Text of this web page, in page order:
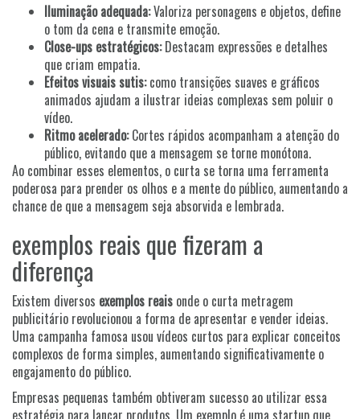
Iluminação adequada:Valoriza personagens e objetos, define
o tom da cena e transmite emoção.
Close-ups estratégicos:Destacam expressões e detalhes
que criam empatia.
Efeitos visuais sutis:como transições suaves e gráficos
animados ajudam a ilustrar ideias complexas sem poluir o
vídeo.
Ritmo acelerado:Cortes rápidos acompanham a atenção do
público, evitando que a mensagem se torne monótona.
Ao combinar esses elementos, o curta se torna uma ferramenta
poderosa para prender os olhos e a mente do público, aumentando a
chance de que a mensagem seja absorvida e lembrada.
exemplos reais que fizeram a
diferença
Existem diversos exemplos reais onde o curta metragem
publicitário revolucionou a forma de apresentar e vender ideias.
Uma campanha famosa usou vídeos curtos para explicar conceitos
complexos de forma simples, aumentando significativamente o
engajamento do público.
Empresas pequenas também obtiveram sucesso ao utilizar essa
estratégia para lançar produtos. Um exemplo é uma startup que,